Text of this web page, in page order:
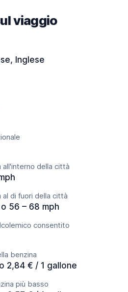
viaggio
Inglese
della città
di fuori della città
56 – 68 mph
consentito
benzina
2,84 € / 1 gallone
più basso